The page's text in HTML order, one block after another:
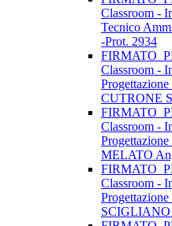
Classroom -
Tecnico
-Prot. 2934
Classroom -
CUTRONE
Classroom -
MELATO
Classroom -
SCIGLIANO